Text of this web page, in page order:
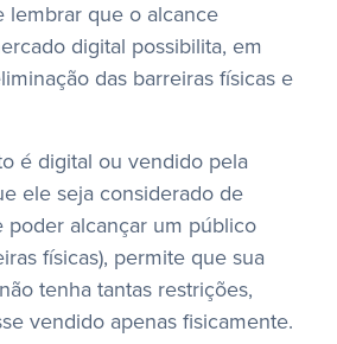
lembrar que o alcance
digital possibilita, em
das barreiras físicas e
é digital ou vendido pela
ele seja considerado de
poder alcançar um público
físicas), permite que sua
tenha tantas restrições,
vendido apenas fisicamente.